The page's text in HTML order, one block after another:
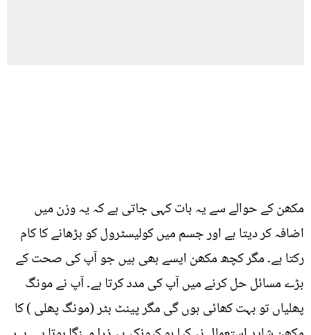
مکھن کے حوالے سے یہ بات کہی جاتی ہے کہ یہ وزن میں
اضافہ کر دیتا ہے اور جسم میں کولیسٹرول کو بڑھانے کا کام
رکتا ہے۔ مگر کچھ مکھن ایسے بھی ہیں جو آپ کی صحت کے
بڑے مسائل حل کرنے میں آپ کی مدد کرتا ہے۔ آپ نے مونگ
پھلیاں تو بہت کھائی ہوں گی مگر پینٹ بٹر (مونگ پھلی ) کا